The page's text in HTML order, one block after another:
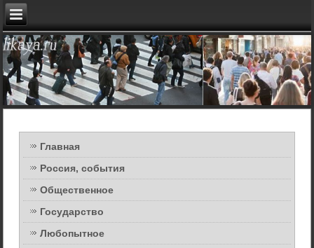
Главная
Россия, события
Общественное
Государство
Любопытное